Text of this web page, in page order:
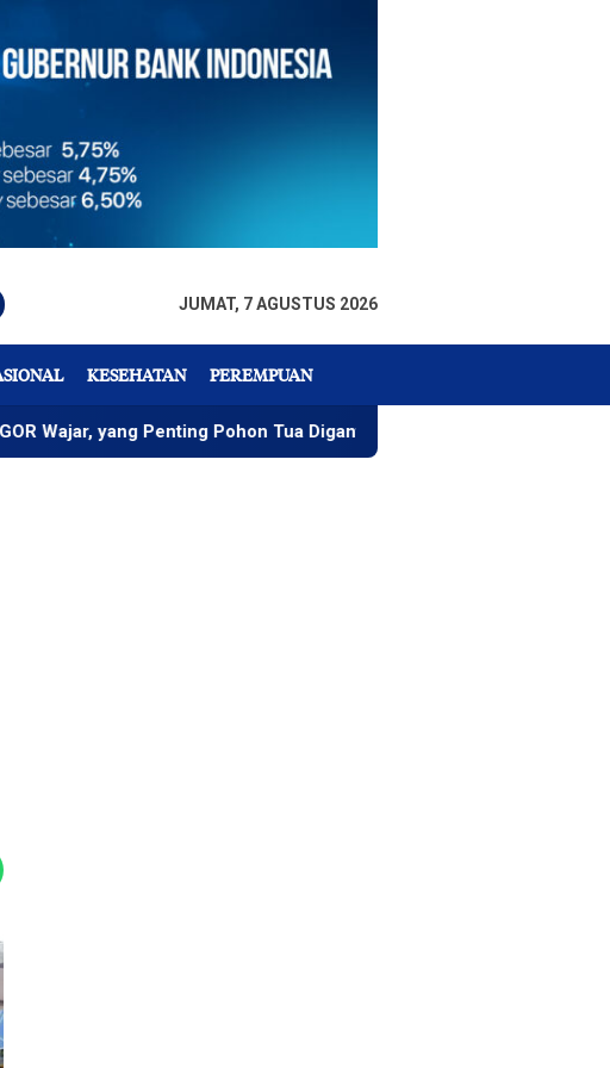
JUMAT, 7 AGUSTUS 2026
KESEHATAN PEREMPUAN
Penting Pohon Tua Diganti Bertahap